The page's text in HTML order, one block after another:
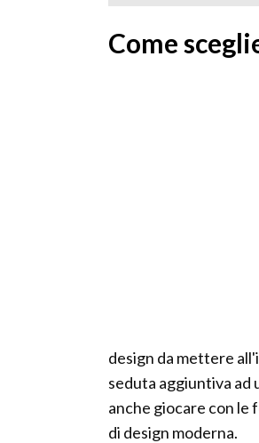
Come
design da mettere
seduta aggiuntiva ad
anche giocare con le
di design moderna.